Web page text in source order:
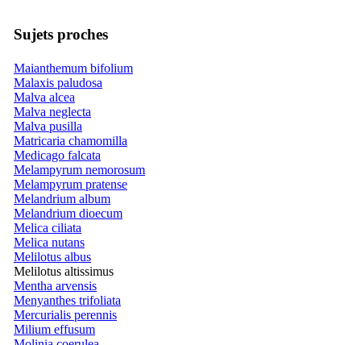
Sujets proches
Maianthemum bifolium
Malaxis paludosa
Malva alcea
Malva neglecta
Malva pusilla
Matricaria chamomilla
Medicago falcata
Melampyrum nemorosum
Melampyrum pratense
Melandrium album
Melandrium dioecum
Melica ciliata
Melica nutans
Melilotus albus
Melilotus altissimus
Mentha arvensis
Menyanthes trifoliata
Mercurialis perennis
Milium effusum